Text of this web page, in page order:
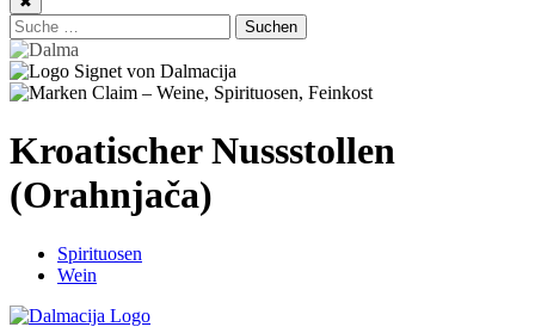
Suche: Suchen
Kroatischer Nussstollen
(Orahnjača)
Spirituosen
Wein